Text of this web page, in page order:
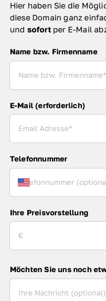
Hier haben Sie die
diese Domain ganz
und sofort per E-Mail
Name bzw. Firmenname
Name bzw. Firmenname
E-Mail (erforderlich)
Telefonnummer
Ihre Preisvorstellung
Möchten Sie uns noch